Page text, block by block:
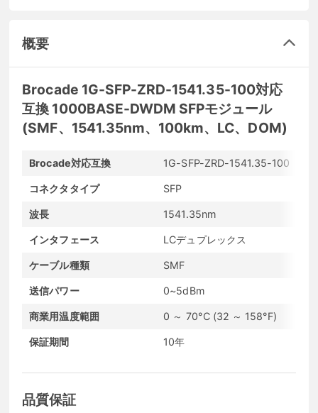
概要
Brocade 1G-SFP-ZRD-1541.35-100対応
互換 1000BASE-DWDM SFPモジュール
(SMF、1541.35nm、100km、LC、DOM)
Brocade対応互換 1G-SFP-ZRD-1541.35-100
コネクタタイプ SFP
波長 1541.35nm
インタフェース LCデュプレックス
ケーブル種類 SMF
送信パワー 0~5dBm
商業用温度範囲 0 ～ 70°C (32 ～ 158°F)
保証期間 10年
品質保証